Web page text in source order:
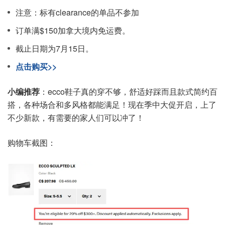
注意：标有clearance的单品不参加
订单满$150加拿大境内免运费。
截止日期为7月15日。
点击购买>>
小编推荐 ：ecco鞋子真的穿不够，舒适好踩而且款式简约百
搭，各种场合和多风格都能满足！现在季中大促开启，上了
不少新款，有需要的家人们可以冲了！
购物车截图：